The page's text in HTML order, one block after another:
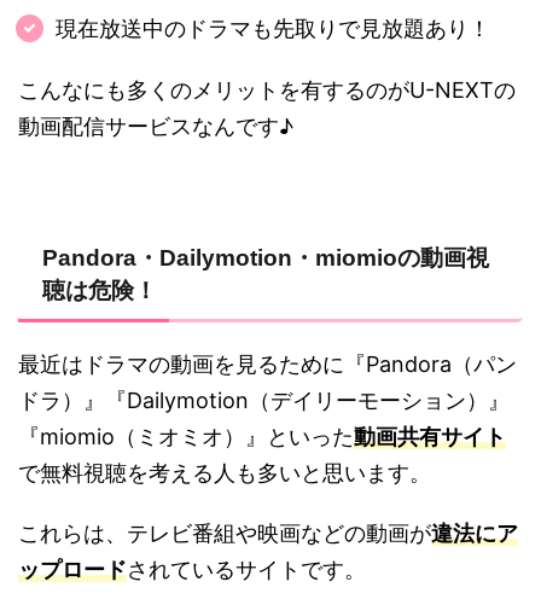
現在放送中のドラマも先取りで見放題あり！
こんなにも多くのメリットを有するのがU-NEXTの
動画配信サービスなんです♪
Pandora・Dailymotion・miomioの動画視
聴は危険！
最近はドラマの動画を見るために『Pandora（パン
ドラ）』『Dailymotion（デイリーモーション）』
『miomio（ミオミオ）』といった動画共有サイト
で無料視聴を考える人も多いと思います。
これらは、テレビ番組や映画などの動画が違法にア
ップロードされているサイトです。